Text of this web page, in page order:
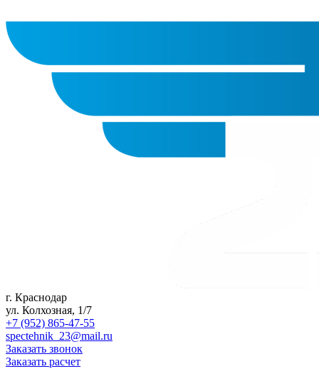
г. Краснодар
ул. Колхозная, 1/7
+7 (952) 865-47-55
spectehnik_23@mail.ru
Заказать звонок
Заказать расчет